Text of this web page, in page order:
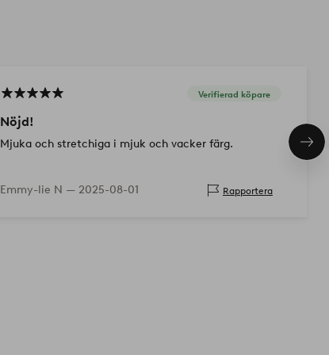
Verifierad köpare
Nöjd!
Mjuka och stretchiga i mjuk och vacker färg.
Emmy-lie N — 2025-08-01 Rapportera